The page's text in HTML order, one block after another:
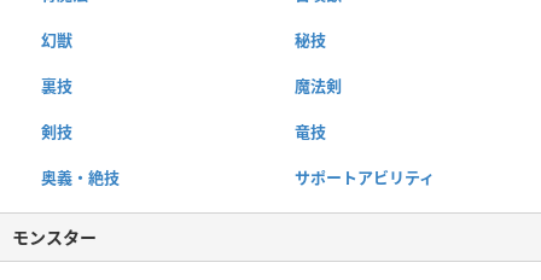
幻獣 秘技
裏技 魔法剣
剣技 竜技
奥義・絶技 サポートアビリティ
モンスター